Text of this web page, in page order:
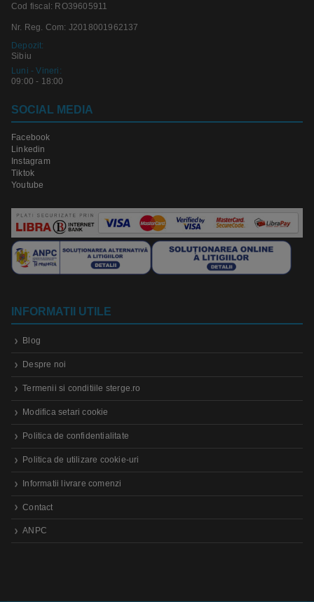
Cod fiscal: RO39605911
Nr. Reg. Com: J2018001962137
Depozit:
Sibiu
Luni - Vineri:
09:00 - 18:00
SOCIAL MEDIA
Facebook
Linkedin
Instagram
Tiktok
Youtube
INFORMATII UTILE
Blog
Despre noi
Termenii si conditiile sterge.ro
Modifica setari cookie
Politica de confidentialitate
Politica de utilizare cookie-uri
Informatii livrare comenzi
Contact
ANPC